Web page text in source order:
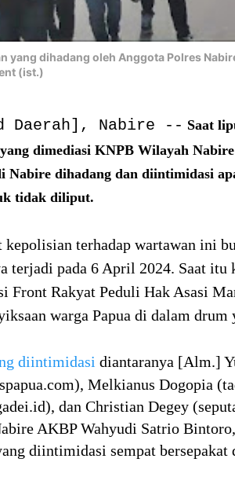
yang dihadang oleh Anggota Polres
(ist.)
Daerah], Nabire -- Saat
dimediasi KNPB Wilayah
Nabire dihadang dan diintimidasi
tidak diliput.
kepolisian terhadap wartawan ini
terjadi pada 6 April 2024. Saat itu
Front Rakyat Peduli Hak Asasi
warga Papua di dalam drum
diintimidasi diantaranya [Alm.]
Melkianus Dogopia
dan Christian Degey
AKBP Wahyudi Satrio
diintimidasi sempat bersepakat